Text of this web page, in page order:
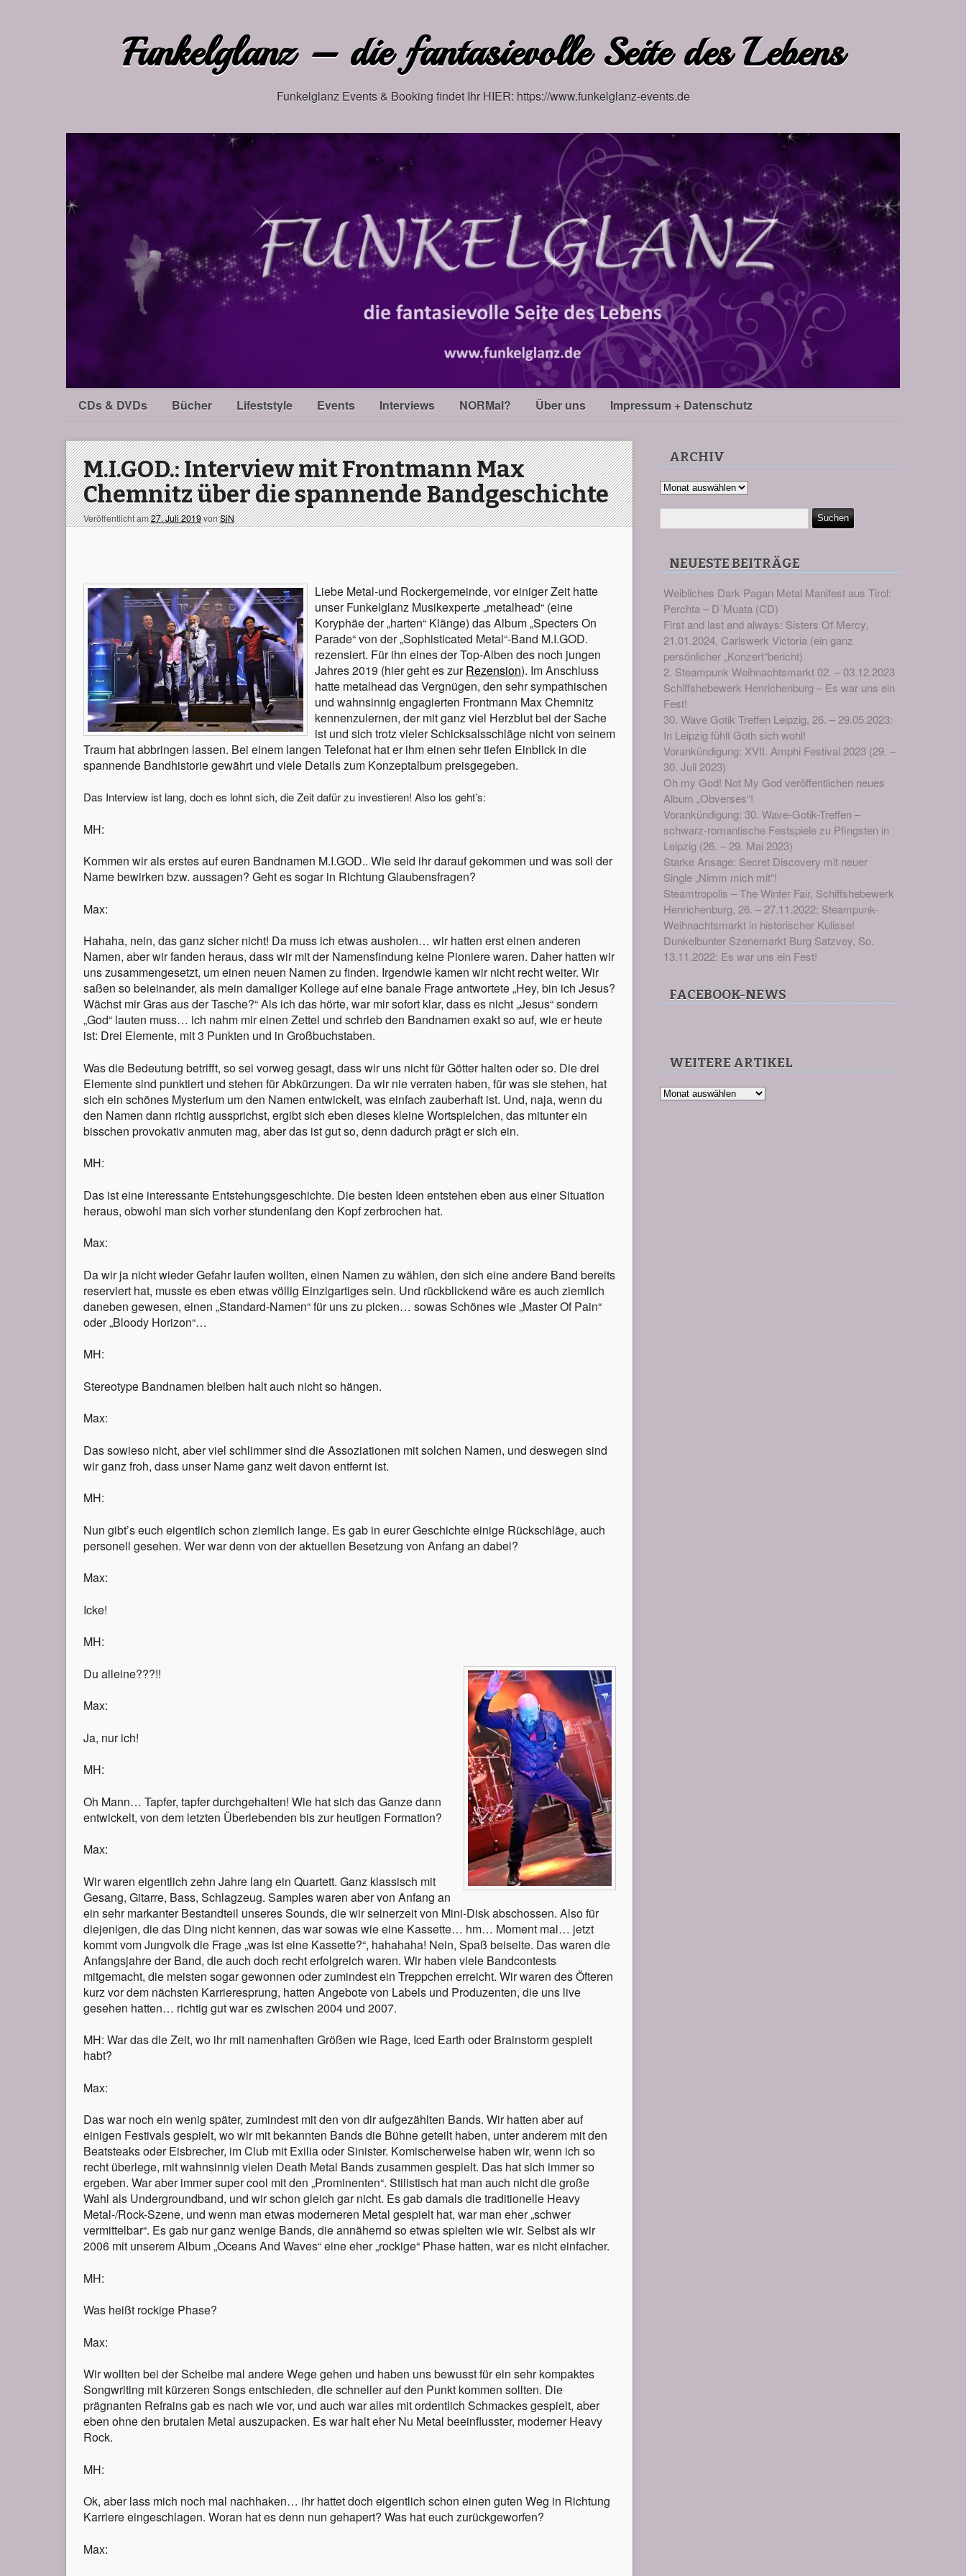
Funkelglanz – die fantasievolle Seite des Lebens
Funkelglanz Events & Booking findet Ihr HIER: https://www.funkelglanz-events.de
CDs & DVDs Bücher Lifeststyle Events Interviews NORMal? Über uns Impressum + Datenschutz
M.I.GOD.: Interview mit Frontmann Max
Chemnitz über die spannende Bandgeschichte
Veröffentlicht am27. Juli 2019vonSiN
Liebe Metal-und Rockergemeinde, vor einiger Zeit hatte
unser Funkelglanz Musikexperte „metalhead“ (eine
Koryphäe der „harten“ Klänge) das Album „Specters On
Parade“ von der „Sophisticated Metal“-Band M.I.GOD.
rezensiert. Für ihn eines der Top-Alben des noch jungen
Jahres 2019 (hier geht es zurRezension). Im Anschluss
hatte metalhead das Vergnügen, den sehr sympathischen
und wahnsinnig engagierten Frontmann Max Chemnitz
kennenzulernen, der mit ganz viel Herzblut bei der Sache
ist und sich trotz vieler Schicksalsschläge nicht von seinem
Traum hat abbringen lassen. Bei einem langen Telefonat hat er ihm einen sehr tiefen Einblick in die
spannende Bandhistorie gewährt und viele Details zum Konzeptalbum preisgegeben.
Das Interview ist lang, doch es lohnt sich, die Zeit dafür zu investieren! Also los geht’s:
MH:
Kommen wir als erstes auf euren Bandnamen M.I.GOD.. Wie seid ihr darauf gekommen und was soll der
Name bewirken bzw. aussagen? Geht es sogar in Richtung Glaubensfragen?
Max:
Hahaha, nein, das ganz sicher nicht! Da muss ich etwas ausholen… wir hatten erst einen anderen
Namen, aber wir fanden heraus, dass wir mit der Namensfindung keine Pioniere waren. Daher hatten wir
uns zusammengesetzt, um einen neuen Namen zu finden. Irgendwie kamen wir nicht recht weiter. Wir
saßen so beieinander, als mein damaliger Kollege auf eine banale Frage antwortete „Hey, bin ich Jesus?
Wächst mir Gras aus der Tasche?“ Als ich das hörte, war mir sofort klar, dass es nicht „Jesus“ sondern
„God“ lauten muss… ich nahm mir einen Zettel und schrieb den Bandnamen exakt so auf, wie er heute
ist: Drei Elemente, mit 3 Punkten und in Großbuchstaben.
Was die Bedeutung betrifft, so sei vorweg gesagt, dass wir uns nicht für Götter halten oder so. Die drei
Elemente sind punktiert und stehen für Abkürzungen. Da wir nie verraten haben, für was sie stehen, hat
sich ein schönes Mysterium um den Namen entwickelt, was einfach zauberhaft ist. Und, naja, wenn du
den Namen dann richtig aussprichst, ergibt sich eben dieses kleine Wortspielchen, das mitunter ein
bisschen provokativ anmuten mag, aber das ist gut so, denn dadurch prägt er sich ein.
MH:
Das ist eine interessante Entstehungsgeschichte. Die besten Ideen entstehen eben aus einer Situation
heraus, obwohl man sich vorher stundenlang den Kopf zerbrochen hat.
Max:
Da wir ja nicht wieder Gefahr laufen wollten, einen Namen zu wählen, den sich eine andere Band bereits
reserviert hat, musste es eben etwas völlig Einzigartiges sein. Und rückblickend wäre es auch ziemlich
daneben gewesen, einen „Standard-Namen“ für uns zu picken… sowas Schönes wie „Master Of Pain“
oder „Bloody Horizon“…
MH:
Stereotype Bandnamen bleiben halt auch nicht so hängen.
Max:
Das sowieso nicht, aber viel schlimmer sind die Assoziationen mit solchen Namen, und deswegen sind
wir ganz froh, dass unser Name ganz weit davon entfernt ist.
MH:
Nun gibt’s euch eigentlich schon ziemlich lange. Es gab in eurer Geschichte einige Rückschläge, auch
personell gesehen. Wer war denn von der aktuellen Besetzung von Anfang an dabei?
Max:
Icke!
MH:
Du alleine???!!
Max:
Ja, nur ich!
MH:
Oh Mann… Tapfer, tapfer durchgehalten! Wie hat sich das Ganze dann
entwickelt, von dem letzten Überlebenden bis zur heutigen Formation?
Max:
Wir waren eigentlich zehn Jahre lang ein Quartett. Ganz klassisch mit
Gesang, Gitarre, Bass, Schlagzeug. Samples waren aber von Anfang an
ein sehr markanter Bestandteil unseres Sounds, die wir seinerzeit von Mini-Disk abschossen. Also für
diejenigen, die das Ding nicht kennen, das war sowas wie eine Kassette… hm… Moment mal… jetzt
kommt vom Jungvolk die Frage „was ist eine Kassette?“, hahahaha! Nein, Spaß beiseite. Das waren die
Anfangsjahre der Band, die auch doch recht erfolgreich waren. Wir haben viele Bandcontests
mitgemacht, die meisten sogar gewonnen oder zumindest ein Treppchen erreicht. Wir waren des Öfteren
kurz vor dem nächsten Karrieresprung, hatten Angebote von Labels und Produzenten, die uns live
gesehen hatten… richtig gut war es zwischen 2004 und 2007.
MH: War das die Zeit, wo ihr mit namenhaften Größen wie Rage, Iced Earth oder Brainstorm gespielt
habt?
Max:
Das war noch ein wenig später, zumindest mit den von dir aufgezählten Bands. Wir hatten aber auf
einigen Festivals gespielt, wo wir mit bekannten Bands die Bühne geteilt haben, unter anderem mit den
Beatsteaks oder Eisbrecher, im Club mit Exilia oder Sinister. Komischerweise haben wir, wenn ich so
recht überlege, mit wahnsinnig vielen Death Metal Bands zusammen gespielt. Das hat sich immer so
ergeben. War aber immer super cool mit den „Prominenten“. Stilistisch hat man auch nicht die große
Wahl als Undergroundband, und wir schon gleich gar nicht. Es gab damals die traditionelle Heavy
Metal-/Rock-Szene, und wenn man etwas moderneren Metal gespielt hat, war man eher „schwer
vermittelbar“. Es gab nur ganz wenige Bands, die annähernd so etwas spielten wie wir. Selbst als wir
2006 mit unserem Album „Oceans And Waves“ eine eher „rockige“ Phase hatten, war es nicht einfacher.
MH:
Was heißt rockige Phase?
Max:
Wir wollten bei der Scheibe mal andere Wege gehen und haben uns bewusst für ein sehr kompaktes
Songwriting mit kürzeren Songs entschieden, die schneller auf den Punkt kommen sollten. Die
prägnanten Refrains gab es nach wie vor, und auch war alles mit ordentlich Schmackes gespielt, aber
eben ohne den brutalen Metal auszupacken. Es war halt eher Nu Metal beeinflusster, moderner Heavy
Rock.
MH:
Ok, aber lass mich noch mal nachhaken… ihr hattet doch eigentlich schon einen guten Weg in Richtung
Karriere eingeschlagen. Woran hat es denn nun gehapert? Was hat euch zurückgeworfen?
Max:
ARCHIV
Archiv
NEUESTE BEITRÄGE
Weibliches Dark Pagan Metal Manifest aus Tirol:
Perchta – D´Muata (CD)
First and last and always: Sisters Of Mercy,
21.01.2024, Carlswerk Victoria (ein ganz
persönlicher „Konzert“bericht)
2. Steampunk Weihnachtsmarkt 02. – 03.12.2023
Schiffshebewerk Henrichenburg – Es war uns ein
Fest!
30. Wave Gotik Treffen Leipzig, 26. – 29.05.2023:
In Leipzig fühlt Goth sich wohl!
Vorankündigung: XVII. Amphi Festival 2023 (29. –
30. Juli 2023)
Oh my God! Not My God veröffentlichen neues
Album „Obverses“!
Vorankündigung: 30. Wave-Gotik-Treffen –
schwarz-romantische Festspiele zu Pfingsten in
Leipzig (26. – 29. Mai 2023)
Starke Ansage: Secret Discovery mit neuer
Single „Nimm mich mit“!
Steamtropolis – The Winter Fair, Schiffshebewerk
Henrichenburg, 26. – 27.11.2022: Steampunk-
Weihnachtsmarkt in historischer Kulisse!
Dunkelbunter Szenemarkt Burg Satzvey, So.
13.11.2022: Es war uns ein Fest!
FACEBOOK-NEWS
WEITERE ARTIKEL
Weitere